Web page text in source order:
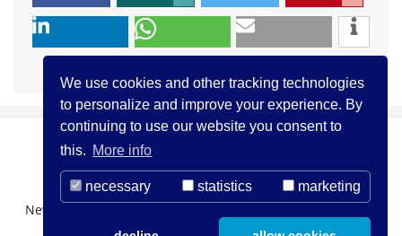
We use cookies and other tracking technologies
to personalize and improve your experience. By
continuing to use our website you consent to
this. More info
necessary statistics marketing
Newsletter Registration